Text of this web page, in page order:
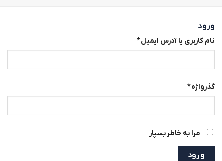
ورود
نام کاربری یا آدرس ایمیل*
گذرواژه*
مرا به خاطر بسپار
ورود